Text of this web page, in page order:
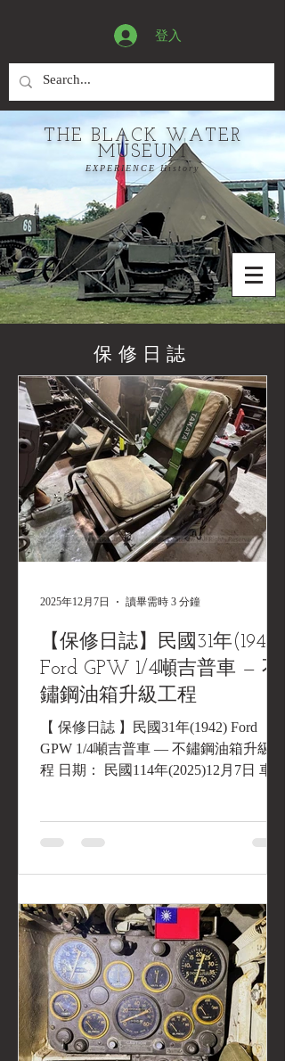
登入
THE BLACK WATER
MUSEUM
EXPERIENCE History
保修日誌
【保修日誌】民國31年(1942)
Ford GPW 1/4噸吉普車 — 不
鏽鋼油箱升級工程
【 保修日誌 】民國31年(1942) Ford
GPW 1/4噸吉普車 — 不鏽鋼油箱升級工
程 日期： 民國114年(2025)12月7日 車輛
習》前夕之車輛大翻修所安裝的全新進
已近14個年頭。經檢查發現，舊油箱內
部鏽蝕狀況嚴重，鐵鏽剝落屢次造成供
油管路堵塞，嚴重影響車輛運作可靠
性。 解決方案與成果： 為求一勞永逸
並提升耐用度，本次捨棄傳統鐵製油
箱，改採 「訂製不鏽鋼油箱」 。工程
於今日（114年12月7日）順利完工，徹
2025年12月7日 讀畢需時 3 分鐘